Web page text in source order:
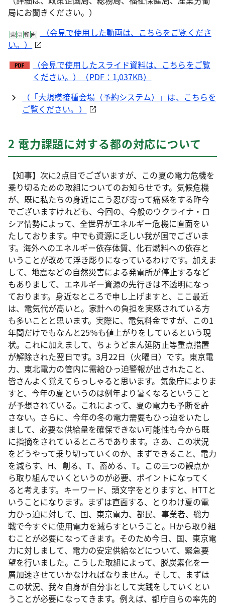
局にお聞きください。）
（会見で使用した動画は、こちらをご覧くださ
い。）
（会見で使用したスライド資料は、こちらをご覧
ください。）（PDF：1,037KB）
（「大規模接種会場（予約システム）」は、こちらを
ご覧ください。）
2 電力課題に対する都の対応について
【知事】次に2点目でございますが、この夏の電力危機を
乗り切るための取組についてのお知らせです。気候危機
が、既に私たちの身近にこう忍び寄って痛感をする昨今
でございますけれども、今回の、今般のウクライナ・ロ
シア情勢によって、全世界がエネルギー危機に直面をい
たしております。中でも資源に乏しい我が国でございま
す。海外へのエネルギー依存体質、化石燃料への依存と
いうことが改めて浮き彫りになっているわけです。加えま
して、地震などの自然災害による発電所が停止するなど
もありまして、エネルギー資源の先行きは不透明になっ
ております。身近なところで申し上げますと、ここ最近
は、電気代が高いと。家計への負担を実感されている方
も多いことと思います。実際に、電気料金ですが、この1
年間だけでもなんと25％も値上がりをしているという現
状。これに加えまして、ちょうどまん延防止等重点措置
が解除された翌日です。3月22日（火曜日）です。東京電
力、東北電力の管内に需給ひっ迫警報が出されたこと、
皆さんよく覚えてらっしゃると思います。気象庁によりま
すと、今年の夏というのは例年より暑くなるということ
が予想されている。これによって、夏の電力も予断を許
さない。さらに、今年の冬の電力需要もひっ迫をいたし
まして、必要な供給量を確保できない可能性も今から既
に指摘をされているところであります。さあ、この状況
をどうやって乗り切っていくのか、まずできること、電力
を減らす、H、創る、T、蓄める、T。この三つの観点か
ら取り組んでいくというのが必要、ポイントになってく
ると考えます。キーワード、頭文字をとりますと、HTTと
いうことになります。まずは直面する、とりわけ夏の電
力ひっ迫に対して、国、東京電力、都民、事業者、総力
戦で今すぐに使用電力を減らすということ。Hから取り組
むことが必要になってきます。そのため今日、国、東京電
力に対しまして、電力の安定供給などについて、緊急要
望を行いました。こうした取組によって、脱炭素化を一
層加速させていかなければなりません。そして、まずは
この状況、我々自身が自分事として実践をしていくとい
うことが必要になってきます。例えば、都庁自らの率先的